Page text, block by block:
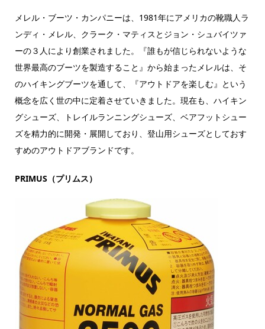
メレル・ブーツ・カンパニーは、1981年にアメリカの靴職人ラ
ンディ・メレル、クラーク・マティスとジョン・シュバイツァ
ーの３人により創業されました。『誰もが信じられないような
世界最高のブーツを製造すること』から始まったメレルは、そ
のハイキングブーツを通して、『アウトドアを楽しむ』という
概念を広く世の中に定着させていきました。現在も、ハイキン
グシューズ、トレイルランニングシューズ、ベアフットシュー
ズを精力的に開発・展開しており、登山用シューズとしておす
すめのアウトドアブランドです。
PRIMUS（プリムス）